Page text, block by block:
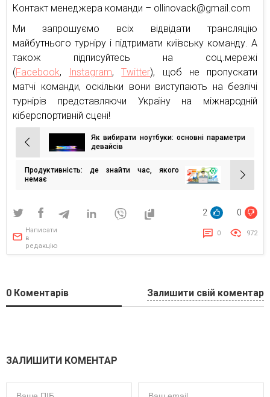
Контакт менеджера команди – ollinovack@gmail.com
Ми запрошуємо всіх відвідати трансляцію
майбутнього турніру і підтримати київську команду. А
також підписуйтесь на соц.мережі
(Facebook, Instagram,Twitter), щоб не пропускати
матчі команди, оскільки вони виступають на безлічі
турнірів представляючи Україну на міжнародній
кіберспортивній сцені!
Навігація
записів
Як вибирати ноутбуки: основні параметри
девайсів
Продуктивність: де знайти час, якого
немає
2 0
Написати
в
редакцію
0 972
0 Коментарів Залишити свій коментар
ЗАЛИШИТИ КОМЕНТАР